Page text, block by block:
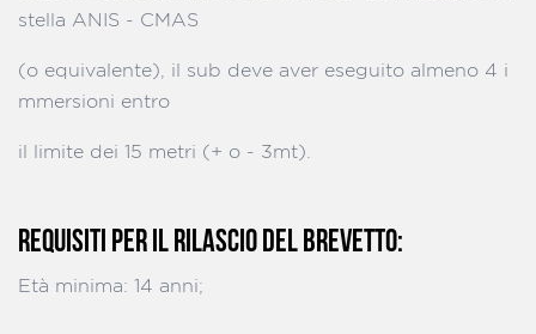
stella ANIS - CMAS
(o equivalente), il sub deve aver eseguito almeno 4 i
mmersioni entro
il limite dei 15 metri (+ o - 3mt).
REQUISITI PER IL RILASCIO DEL BREVETTO:
Età minima: 14 anni;